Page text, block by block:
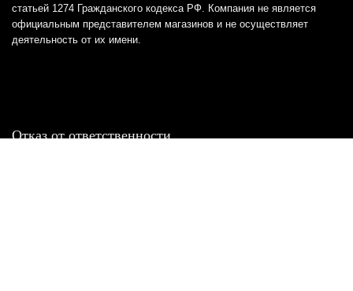
статьей 1274 Гражданского кодекса РФ. Компания не является
официальным представителем магазинов и не осуществляет
деятельность от их имени.
Отказ от ответственности